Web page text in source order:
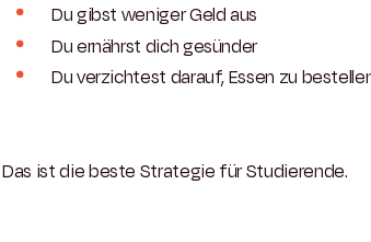
Du gibst weniger Geld aus
Du ernährst dich gesünder
Du verzichtest darauf, Essen zu
Das ist die beste Strategie für Studierende.